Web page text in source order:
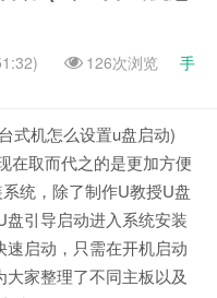
126次浏览
手
式机怎么设置u盘启动)
在取而代之的是更加方便
统，除了制作U教授U盘
引导启动进入系统安装
启动，只需在开机启动
家整理了不同主板以及